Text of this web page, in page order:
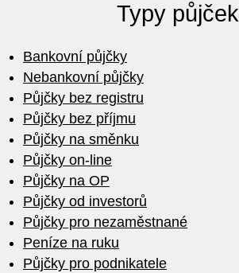
Typy půjček
Bankovní půjčky
Nebankovní půjčky
Půjčky bez registru
Půjčky bez příjmu
Půjčky na směnku
Půjčky on-line
Půjčky na OP
Půjčky od investorů
Půjčky pro nezaměstnané
Peníze na ruku
Půjčky pro podnikatele